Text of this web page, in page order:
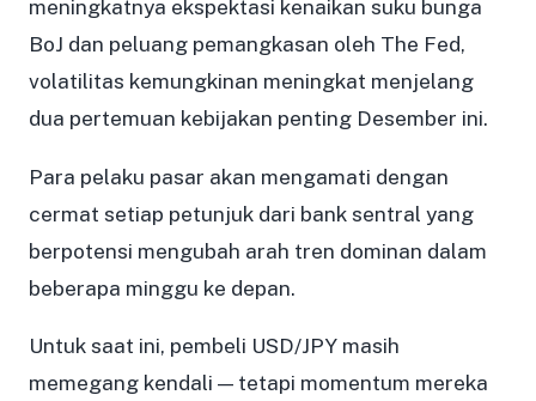
meningkatnya ekspektasi kenaikan suku bunga
BoJ dan peluang pemangkasan oleh The Fed,
volatilitas kemungkinan meningkat menjelang
dua pertemuan kebijakan penting Desember ini.
Para pelaku pasar akan mengamati dengan
cermat setiap petunjuk dari bank sentral yang
berpotensi mengubah arah tren dominan dalam
beberapa minggu ke depan.
Untuk saat ini, pembeli USD/JPY masih
memegang kendali — tetapi momentum mereka